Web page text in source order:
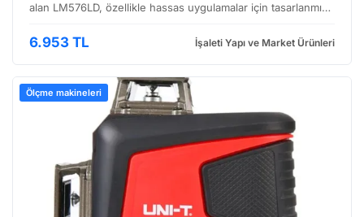
alan LM576LD, özellikle hassas uygulamalar için tasarlanmış,
İnşaat, restorasyon, iç mimari ve …
6.953 TL İşaleti Yapı ve Market Ürünleri
Ölçme makineleri